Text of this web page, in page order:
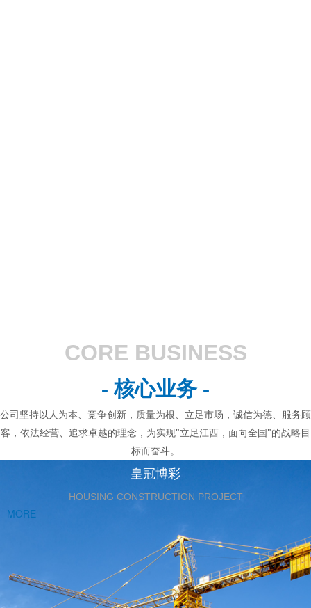
CORE BUSINESS
- 核心业务 -
公司坚持以人为本、竞争创新，质量为根、立足市场，诚信为德、服务顾
客，依法经营、追求卓越的理念，为实现"立足江西，面向全国"的战略目
标而奋斗。
皇冠博彩
HOUSING CONSTRUCTION PROJECT
MORE